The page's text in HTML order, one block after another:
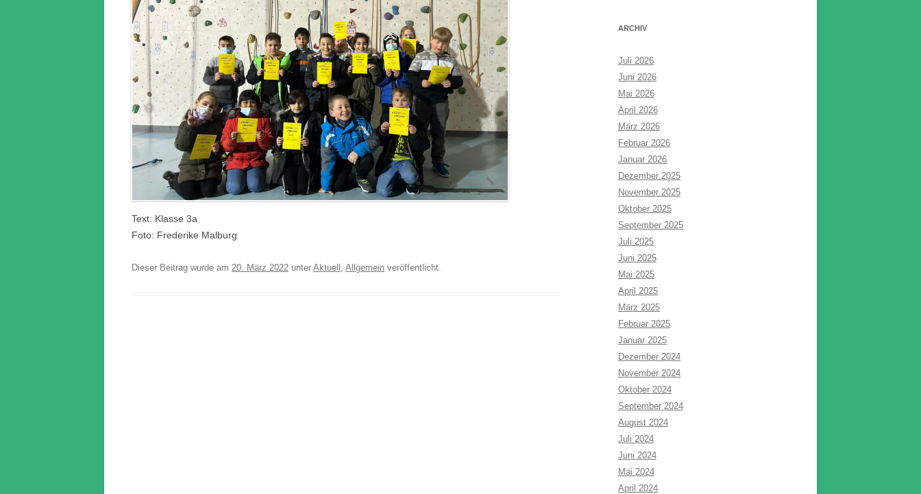
Text: Klasse 3a
Foto: Frederike Malburg
Dieser Beitrag wurde am 20. März 2022 unter Aktuell , Allgemein veröffentlicht.
ARCHIV
Juli 2026
Juni 2026
Mai 2026
April 2026
März 2026
Februar 2026
Januar 2026
Dezember 2025
November 2025
Oktober 2025
September 2025
Juli 2025
Juni 2025
Mai 2025
April 2025
März 2025
Februar 2025
Januar 2025
Dezember 2024
November 2024
Oktober 2024
September 2024
August 2024
Juli 2024
Juni 2024
Mai 2024
April 2024